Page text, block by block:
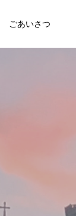
ごあいさつ